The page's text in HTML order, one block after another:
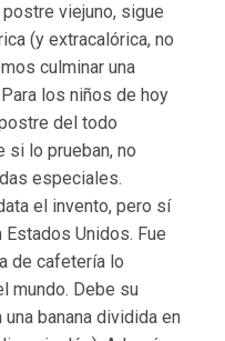
viejuno, sigue
(y extracalórica, no
culminar una
los niños de hoy
del todo
si lo prueban, no
especiales.
el invento, pero sí
Unidos. Fue
de cafetería lo
mundo. Debe su
banana dividida en